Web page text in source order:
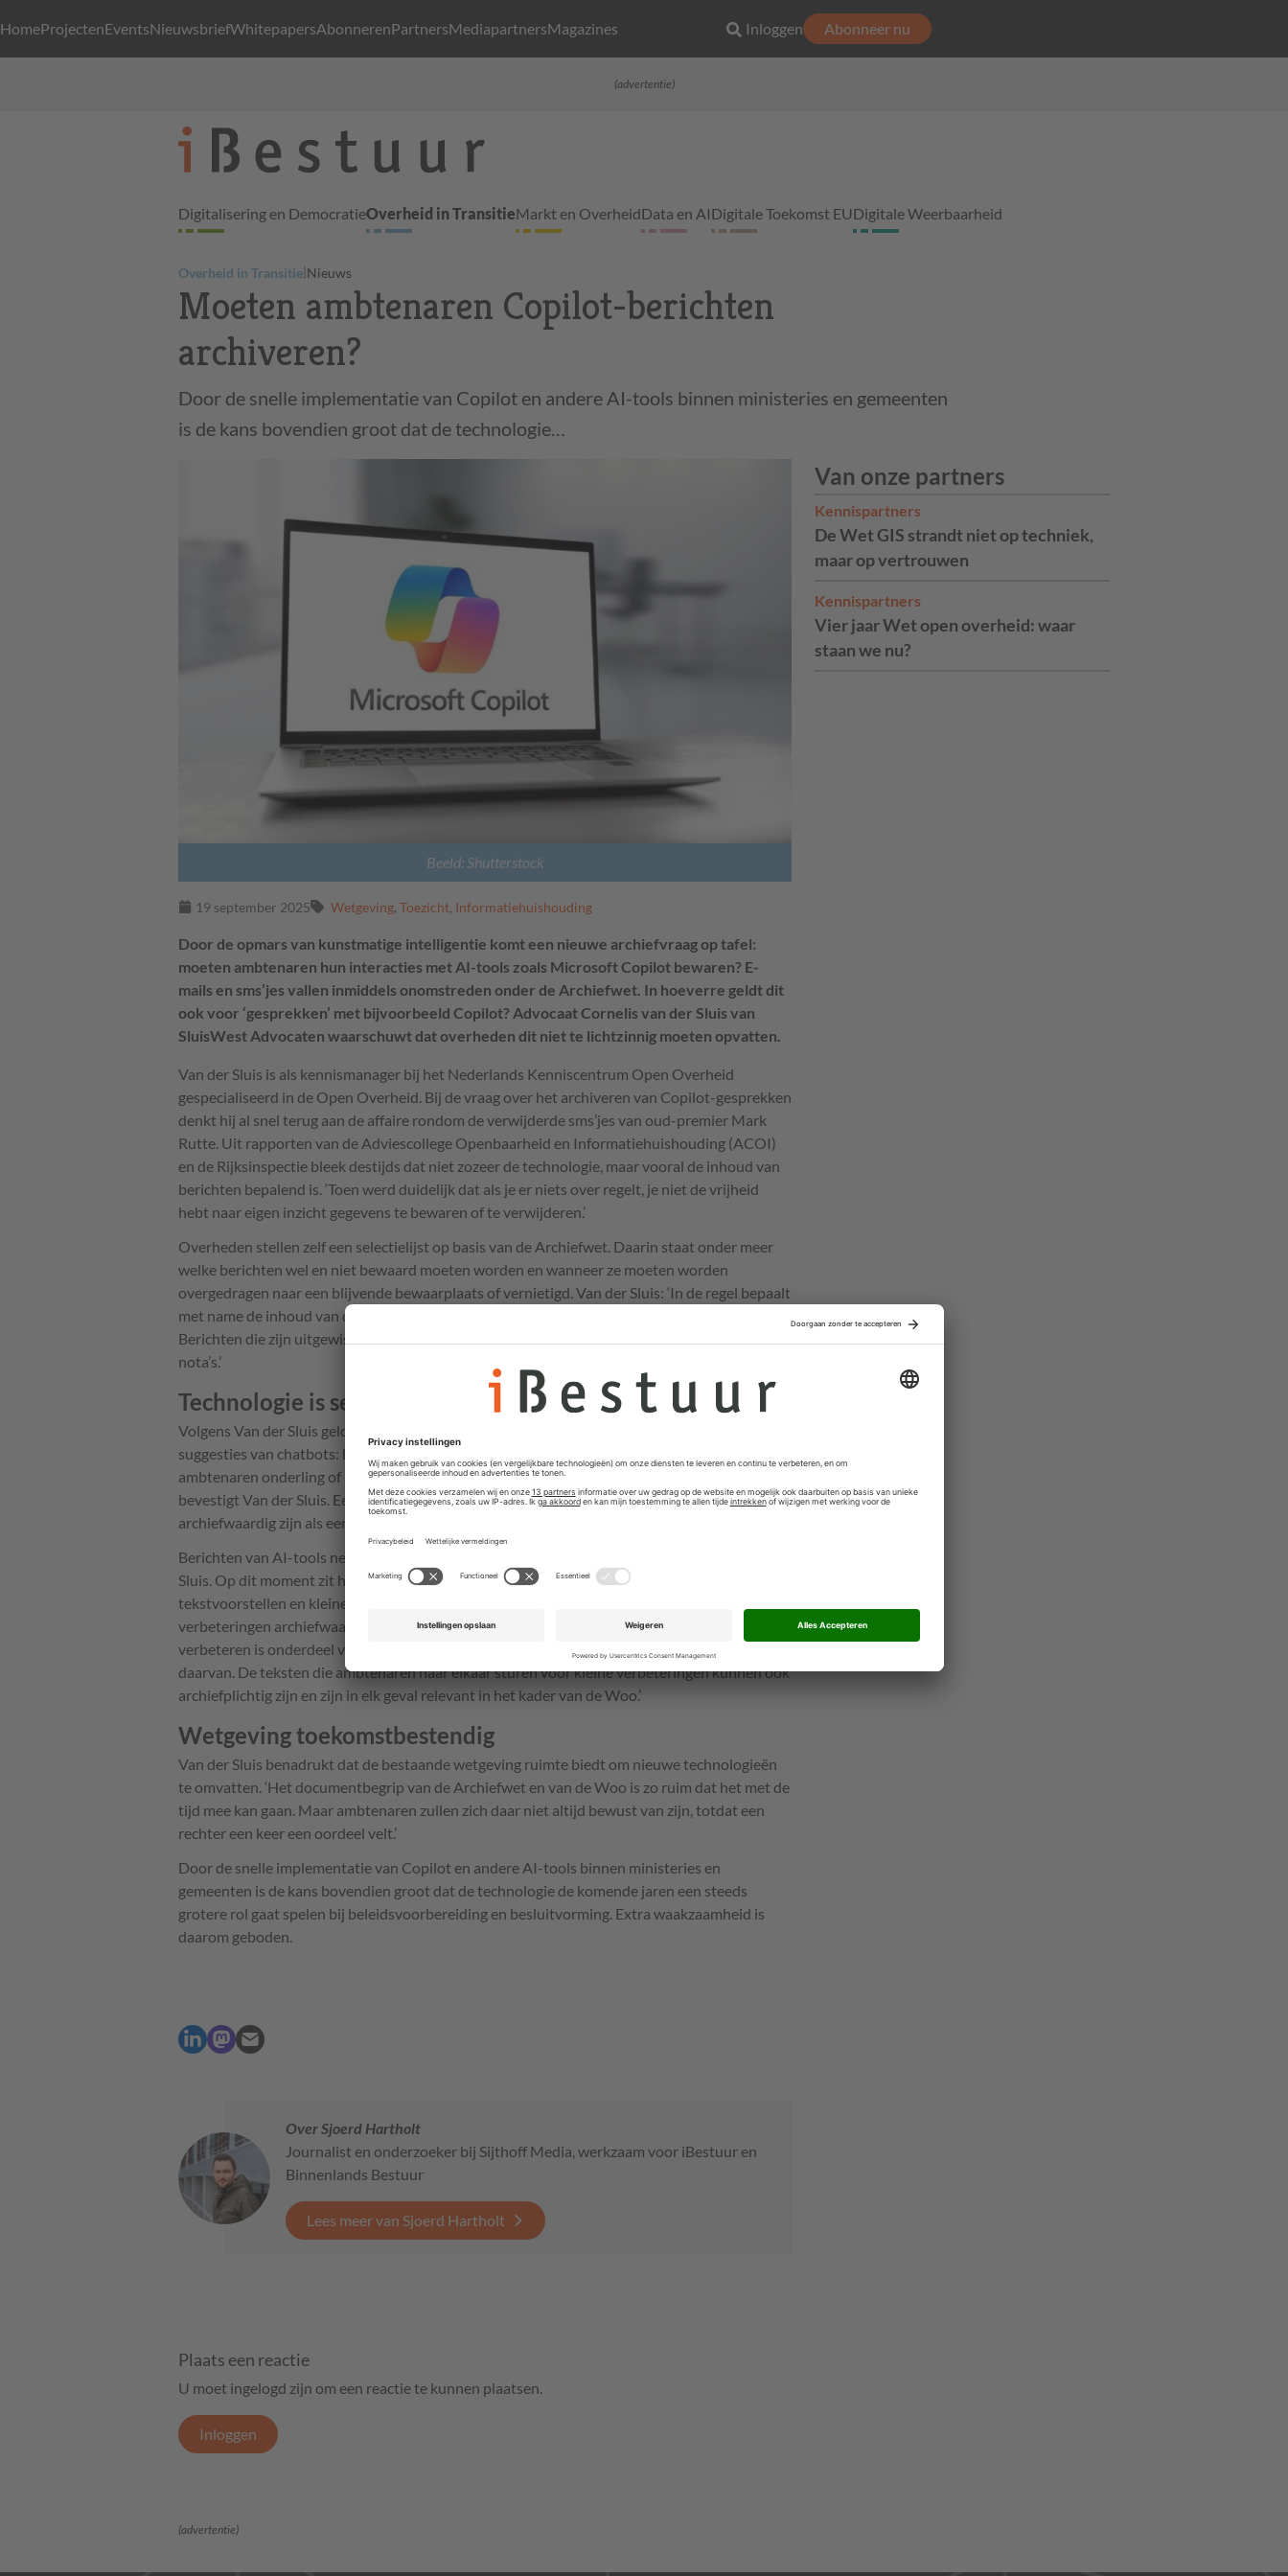
HomeProjectenEventsNieuwsbriefWhitepapersAbonnerenPartnersMediapartnersMagazines Inloggen Abonneer nu
(advertentie)
Digitalisering en DemocratieOverheid in TransitieMarkt en OverheidData en AIDigitale Toekomst EUDigitale Weerbaarheid
Overheid in Transitie|Nieuws
Moeten ambtenaren Copilot-berichten
archiveren?
Door de snelle implementatie van Copilot en andere AI-tools binnen ministeries en gemeenten
is de kans bovendien groot dat de technologie…
Beeld: Shutterstock
19 september 2025 Wetgeving, Toezicht, Informatiehuishouding
Van onze partners
Kennispartners
De Wet GIS strandt niet op techniek,
maar op vertrouwen
Kennispartners
Vier jaar Wet open overheid: waar
staan we nu?
Door de opmars van kunstmatige intelligentie komt een nieuwe archiefvraag op tafel:
moeten ambtenaren hun interacties met AI-tools zoals Microsoft Copilot bewaren? E-
mails en sms’jes vallen inmiddels onomstreden onder de Archiefwet. In hoeverre geldt dit
ook voor ‘gesprekken’ met bijvoorbeeld Copilot? Advocaat Cornelis van der Sluis van
SluisWest Advocaten waarschuwt dat overheden dit niet te lichtzinnig moeten opvatten.
Van der Sluis is als kennismanager bij het Nederlands Kenniscentrum Open Overheid
gespecialiseerd in de Open Overheid. Bij de vraag over het archiveren van Copilot-gesprekken
denkt hij al snel terug aan de affaire rondom de verwijderde sms’jes van oud-premier Mark
Rutte. Uit rapporten van de Adviescollege Openbaarheid en Informatiehuishouding (ACOI)
en de Rijksinspectie bleek destijds dat niet zozeer de technologie, maar vooral de inhoud van
berichten bepalend is. ‘Toen werd duidelijk dat als je er niets over regelt, je niet de vrijheid
hebt naar eigen inzicht gegevens te bewaren of te verwijderen.’
Overheden stellen zelf een selectielijst op basis van de Archiefwet. Daarin staat onder meer
welke berichten wel en niet bewaard moeten worden en wanneer ze moeten worden
overgedragen naar een blijvende bewaarplaats of vernietigd. Van der Sluis: ‘In de regel bepaalt
met name de inhoud van de gegevensdrager of informatie bewaard moet blijven of niet.
Berichten die zijn uitgewisseld met Copilot zijn dus niet anders dan mails, appjes, brieven of
nota’s.’
Technologie is secundair
Volgens Van der Sluis gelden dus dezelfde archiefregels voor AI-gegenereerde teksten of
suggesties van chatbots: het maakt juridisch niet uit of de communicatie plaatsvindt tussen
ambtenaren onderling of met een digitale tool. De gebruikte technologie is secundair,
bevestigt Van der Sluis. Een concepttekst die door Copilot is aangedragen kan dus net zo goed
archiefwaardig zijn als een e-mailwisseling tussen ambtenaren.
Berichten van AI-tools negeren voor de Archiefwet is in elk geval geen optie, stelt Van der
Sluis. Op dit moment zit het gebruik van Copilot door ambtenaren vermoedelijk vooral in
tekstvoorstellen en kleine redactieslagen. In hoeverre is het aanbrengen van tekstuele
verbeteringen archiefwaardig? Van der Sluis denkt dat regelmatig voorkomt: ‘Teksten
verbeteren is onderdeel van het besluitvormingsproces, of in ieder geval van de voorbereiding
daarvan. De teksten die ambtenaren naar elkaar sturen voor kleine verbeteringen kunnen ook
archiefplichtig zijn en zijn in elk geval relevant in het kader van de Woo.’
Wetgeving toekomstbestendig
Van der Sluis benadrukt dat de bestaande wetgeving ruimte biedt om nieuwe technologieën
te omvatten. ‘Het documentbegrip van de Archiefwet en van de Woo is zo ruim dat het met de
tijd mee kan gaan. Maar ambtenaren zullen zich daar niet altijd bewust van zijn, totdat een
rechter een keer een oordeel velt.’
Door de snelle implementatie van Copilot en andere AI-tools binnen ministeries en
gemeenten is de kans bovendien groot dat de technologie de komende jaren een steeds
grotere rol gaat spelen bij beleidsvoorbereiding en besluitvorming. Extra waakzaamheid is
daarom geboden.
Over Sjoerd Hartholt
Journalist en onderzoeker bij Sijthoff Media, werkzaam voor iBestuur en
Binnenlands Bestuur
Lees meer van Sjoerd Hartholt
Plaats een reactie
U moet ingelogd zijn om een reactie te kunnen plaatsen.
Inloggen
(advertentie)